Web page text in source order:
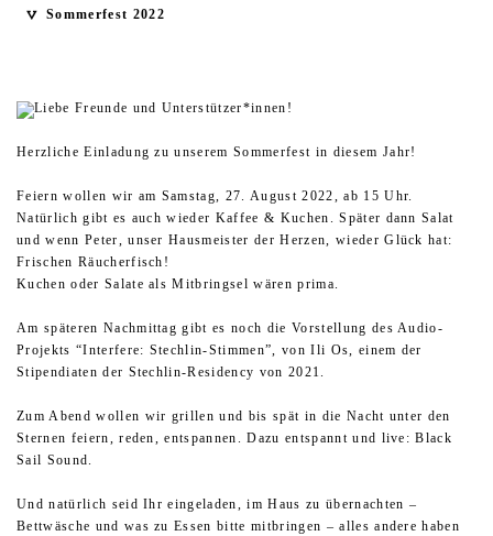
Sommerfest 2022
Liebe Freunde und Unterstützer*innen!
Herzliche Einladung zu unserem Sommerfest in diesem Jahr!
Feiern wollen wir am Samstag, 27. August 2022, ab 15 Uhr.
Natürlich gibt es auch wieder Kaffee & Kuchen. Später dann Salat
und wenn Peter, unser Hausmeister der Herzen, wieder Glück hat:
Frischen Räucherfisch!
Kuchen oder Salate als Mitbringsel wären prima.
Am späteren Nachmittag gibt es noch die Vorstellung des Audio-
Projekts “Interfere: Stechlin-Stimmen”, von Ili Os, einem der
Stipendiaten der Stechlin-Residency von 2021.
Zum Abend wollen wir grillen und bis spät in die Nacht unter den
Sternen feiern, reden, entspannen. Dazu entspannt und live: Black
Sail Sound.
Und natürlich seid Ihr eingeladen, im Haus zu übernachten –
Bettwäsche und was zu Essen bitte mitbringen – alles andere haben